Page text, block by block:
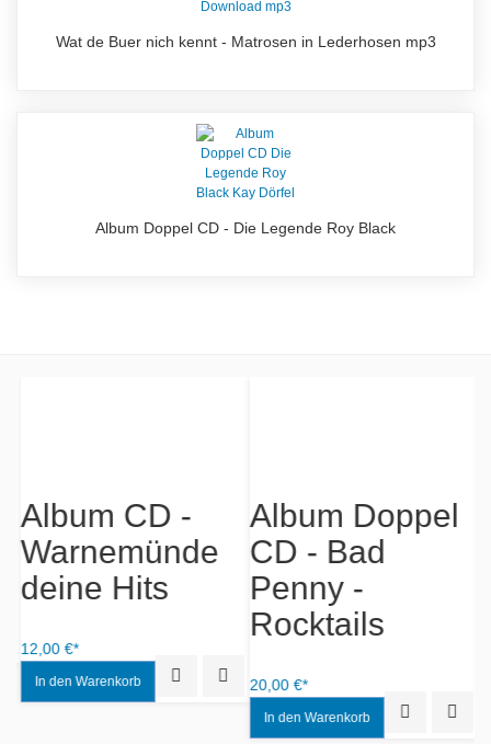
Wat de Buer nich kennt - Matrosen in Lederhosen mp3
Album Doppel CD - Die Legende Roy Black
Quick ViewAdd to Wishlist
Album CD -
Warnemünde
deine Hits
12,00 €*
Quick ViewAdd
Album Doppel
CD - Bad
Penny -
Rocktails
20,00 €*